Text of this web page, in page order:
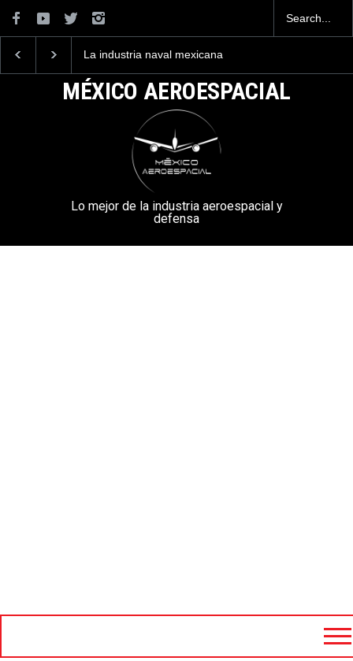
La industria naval mexicana
la Armada de México
mexicanos cuesta 2.9
millones de dólares
MÉXICO AEROESPACIAL
Lo mejor de la industria aeroespacial y
defensa